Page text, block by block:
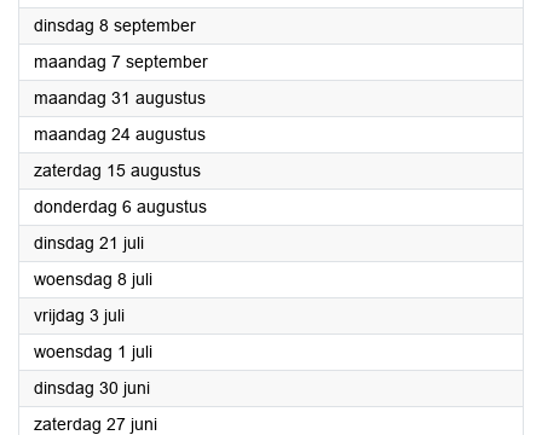
dinsdag 8 september2026
maandag 7 september2026
maandag 31 augustus2026
maandag 24 augustus2026
zaterdag 15 augustus2026
donderdag 6 augustus2026
dinsdag 21 juli2026
woensdag 8 juli2026
vrijdag 3 juli2026
woensdag 1 juli2026
dinsdag 30 juni2026
zaterdag 27 juni2026